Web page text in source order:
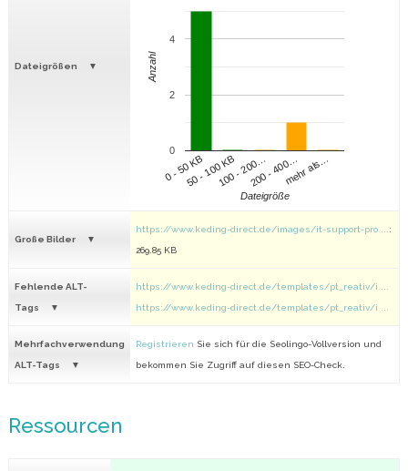
Dateigrößen
0 - 50 KB50 - 100 KB100 - 200…200 - 400…mehr als…
0
2
4
Dateigröße
Anzahl
Große Bilder
https://www.keding-direct.de/images/it-support-pro ... :
269.85 KB
Fehlende ALT-
Tags
https://www.keding-direct.de/templates/pt_reativ/i ...
https://www.keding-direct.de/templates/pt_reativ/i ...
Mehrfachverwendung
ALT-Tags
Registrieren Sie sich für die Seolingo-Vollversion und
bekommen Sie Zugriff auf diesen SEO-Check.
Ressourcen